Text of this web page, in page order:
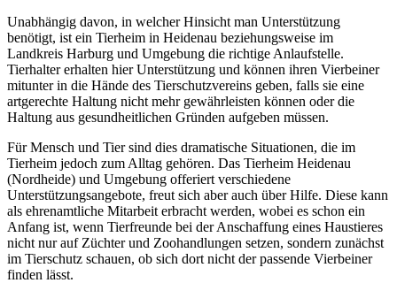
Unabhängig davon, in welcher Hinsicht man Unterstützung
benötigt, ist ein Tierheim in Heidenau beziehungsweise im
Landkreis Harburg und Umgebung die richtige Anlaufstelle.
Tierhalter erhalten hier Unterstützung und können ihren Vierbeiner
mitunter in die Hände des Tierschutzvereins geben, falls sie eine
artgerechte Haltung nicht mehr gewährleisten können oder die
Haltung aus gesundheitlichen Gründen aufgeben müssen.
Für Mensch und Tier sind dies dramatische Situationen, die im
Tierheim jedoch zum Alltag gehören. Das Tierheim Heidenau
(Nordheide) und Umgebung offeriert verschiedene
Unterstützungsangebote, freut sich aber auch über Hilfe. Diese kann
als ehrenamtliche Mitarbeit erbracht werden, wobei es schon ein
Anfang ist, wenn Tierfreunde bei der Anschaffung eines Haustieres
nicht nur auf Züchter und Zoohandlungen setzen, sondern zunächst
im Tierschutz schauen, ob sich dort nicht der passende Vierbeiner
finden lässt.